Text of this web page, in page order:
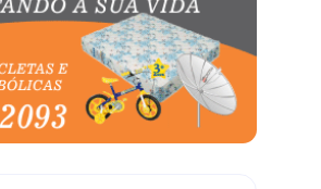
(72)
(7679)
(31952)